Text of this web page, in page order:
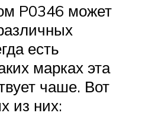
P0346 может
есть
марках эта
чаше. Вот
из них: